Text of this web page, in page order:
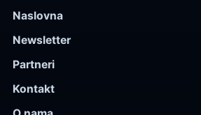
Naslovna
Newsletter
Partneri
Kontakt